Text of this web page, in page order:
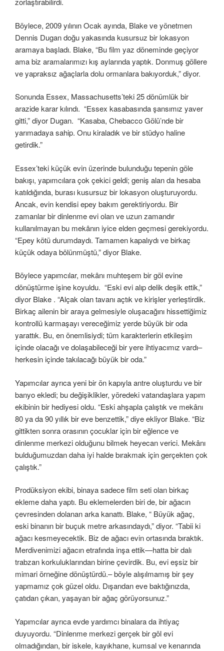
Böylece, 2009 yılının Ocak ayında, Blake ve yönetmen
Dennis Dugan doğu yakasında kusursuz bir lokasyon
aramaya başladı. Blake, “Bu film yaz döneminde geçiyor
ama biz aramalarımızı kış aylarında yaptık. Donmuş göllere
ve yapraksız ağaçlarla dolu ormanlara bakıyorduk,” diyor.
Sonunda Essex, Massachusetts’teki 25 dönümlük bir
arazide karar kılındı. “Essex kasabasında şansımız yaver
gitti,” diyor Dugan. “Kasaba, Chebacco Gölü’nde bir
yarımadaya sahip. Onu kiraladık ve bir stüdyo haline
getirdik.”
Essex’teki küçük evin üzerinde bulunduğu tepenin göle
bakışı, yapımcılara çok çekici geldi; geniş alan da hesaba
katıldığında, burası kusursuz bir lokasyon oluşturuyordu.
Ancak, evin kendisi epey bakım gerektiriyordu. Bir
zamanlar bir dinlenme evi olan ve uzun zamandır
kullanılmayan bu mekânın iyice elden geçmesi gerekiyordu.
“Epey kötü durumdaydı. Tamamen kapalıydı ve birkaç
küçük odaya bölünmüştü,” diyor Blake.
Böylece yapımcılar, mekânı muhteşem bir göl evine
dönüştürme işine koyuldu. “Eski evi alıp delik deşik ettik,”
diyor Blake . “Alçak olan tavanı açtık ve kirişler yerleştirdik.
Birkaç ailenin bir araya gelmesiyle oluşacağını hissettiğimiz
kontrollü karmaşayı vereceğimiz yerde büyük bir oda
yarattık. Bu, en önemlisiydi; tüm karakterlerin etkileşim
içinde olacağı ve dolaşabileceği bir yere ihtiyacımız vardı–
herkesin içinde takılacağı büyük bir oda.”
Yapımcılar ayrıca yeni bir ön kapıyla antre oluşturdu ve bir
banyo ekledi; bu değişiklikler, yöredeki vatandaşlara yapım
ekibinin bir hediyesi oldu. “Eski ahşapla çalıştık ve mekânı
80 ya da 90 yıllık bir eve benzettik,” diye ekliyor Blake. “Biz
gittikten sonra orasının çocuklar için bir eğlence ve
dinlenme merkezi olduğunu bilmek heyecan verici. Mekânı
bulduğumuzdan daha iyi halde bırakmak için gerçekten çok
çalıştık.”
Prodüksiyon ekibi, binaya sadece film seti olan birkaç
ekleme daha yaptı. Bu eklemelerden biri de, bir ağacın
çevresinden dolanan arka kanattı. Blake, “ Büyük ağaç,
eski binanın bir buçuk metre arkasındaydı,” diyor. “Tabii ki
ağacı kesmeyecektik. Biz de ağacı evin ortasında bıraktık.
Merdivenimizi ağacın etrafında inşa ettik—hatta bir dalı
trabzan korkuluklarından birine çevirdik. Bu, evi eşsiz bir
mimari örneğine dönüştürdü.– böyle alışılmamış bir şey
yapmamız çok güzel oldu. Dışarıdan eve baktığınızda,
çatıdan çıkan, yaşayan bir ağaç görüyorsunuz.”
Yapımcılar ayrıca evde yardımcı binalara da ihtiyaç
duyuyordu. “Dinlenme merkezi gerçek bir göl evi
olmadığından, bir iskele, kayıkhane, kumsal ve kenarında